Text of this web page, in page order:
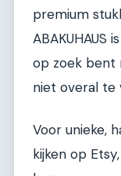
premium
ABAKUHAUS
op zoek bent
niet overal te
Voor unieke,
kijken op